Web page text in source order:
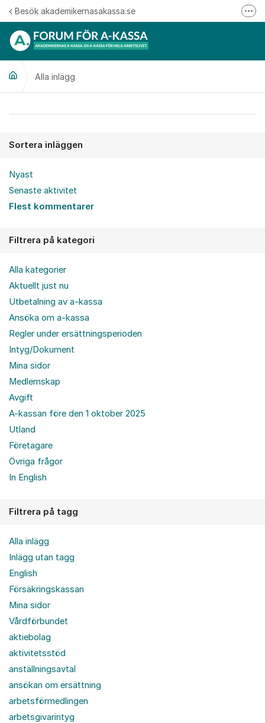
Hoppa till innehåll
Besök akademikernasakassa.se
Alla inlägg
Sortera inläggen
Nyast
Senaste aktivitet
Flest kommentarer
Filtrera på kategori
Alla kategorier
Aktuellt just nu
Utbetalning av a-kassa
Ansöka om a-kassa
Regler under ersättningsperioden
Intyg/Dokument
Mina sidor
Medlemskap
Avgift
A-kassan före den 1 oktober 2025
Utland
Företagare
Övriga frågor
In English
Filtrera på tagg
Alla inlägg
Inlägg utan tagg
English
Försäkringskassan
Mina sidor
Vårdförbundet
aktiebolag
aktivitetsstöd
anställningsavtal
ansökan om ersättning
arbetsförmedlingen
arbetsgivarintyg